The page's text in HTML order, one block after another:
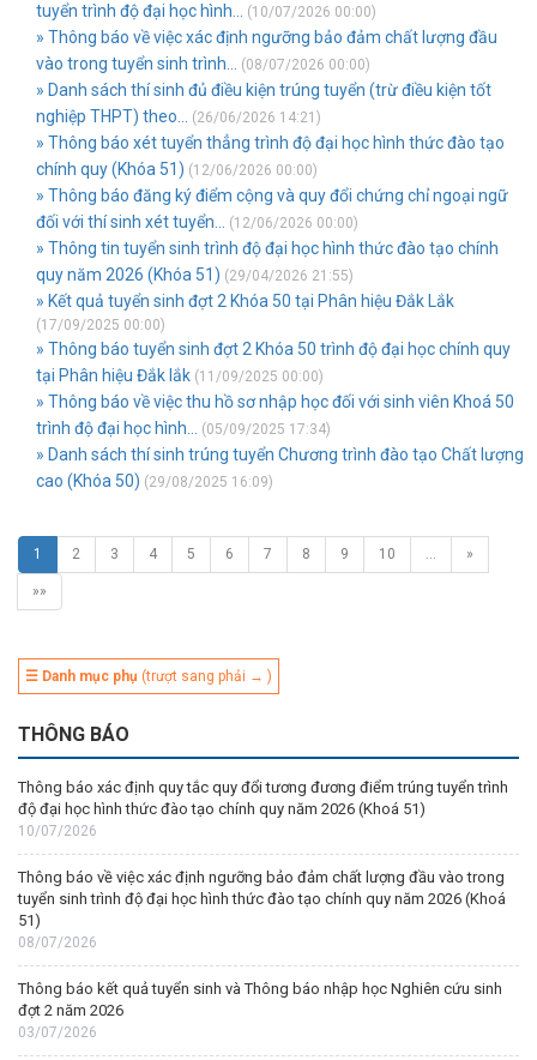
tuyển trình độ đại học hình...
(10/07/2026 00:00)
» Thông báo về việc xác định ngưỡng bảo đảm chất lượng đầu
vào trong tuyển sinh trình...
(08/07/2026 00:00)
» Danh sách thí sinh đủ điều kiện trúng tuyển (trừ điều kiện tốt
nghiệp THPT) theo...
(26/06/2026 14:21)
» Thông báo xét tuyển thẳng trình độ đại học hình thức đào tạo
chính quy (Khóa 51) (12/06/2026 00:00)
» Thông báo đăng ký điểm cộng và quy đổi chứng chỉ ngoại ngữ
đối với thí sinh xét tuyển...
(12/06/2026 00:00)
» Thông tin tuyển sinh trình độ đại học hình thức đào tạo chính
quy năm 2026 (Khóa 51) (29/04/2026 21:55)
» Kết quả tuyển sinh đợt 2 Khóa 50 tại Phân hiệu Đắk Lắk
(17/09/2025 00:00)
» Thông báo tuyển sinh đợt 2 Khóa 50 trình độ đại học chính quy
tại Phân hiệu Đắk lắk (11/09/2025 00:00)
» Thông báo về việc thu hồ sơ nhập học đối với sinh viên Khoá 50
trình độ đại học hình...
(05/09/2025 17:34)
» Danh sách thí sinh trúng tuyển Chương trình đào tạo Chất lượng
cao (Khóa 50) (29/08/2025 16:09)
1 2 3 4 5 6 7 8 9 10 … »
»»
☰ Danh mục phụ (trượt sang phải → )
THÔNG BÁO
Thông báo xác định quy tắc quy đổi tương đương điểm trúng tuyển trình
độ đại học hình thức đào tạo chính quy năm 2026 (Khoá 51)
10/07/2026
Thông báo về việc xác định ngưỡng bảo đảm chất lượng đầu vào trong
tuyển sinh trình độ đại học hình thức đào tạo chính quy năm 2026 (Khoá
51)
08/07/2026
Thông báo kết quả tuyển sinh và Thông báo nhập học Nghiên cứu sinh
đợt 2 năm 2026
03/07/2026